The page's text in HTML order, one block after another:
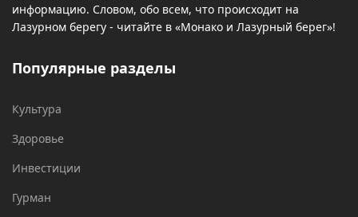
информацию. Словом, обо всем, что происходит на
Лазурном берегу - читайте в «Монако и Лазурный берег»!
Популярные разделы
Культура
Здоровье
Инвестиции
Гурман